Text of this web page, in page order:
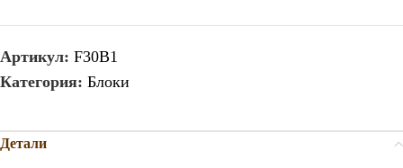
Артикул: F30B1
Категория: Блоки
Детали